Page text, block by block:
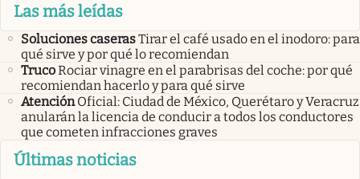
Las más leídas
Soluciones caserasTirar el café usado en el inodoro: para
qué sirve y por qué lo recomiendan
TrucoRociar vinagre en el parabrisas del coche: por qué
recomiendan hacerlo y para qué sirve
Atención Oficial: Ciudad de México, Querétaro y Veracruz
anularán la licencia de conducir a todos los conductores
que cometen infracciones graves
Últimas noticias